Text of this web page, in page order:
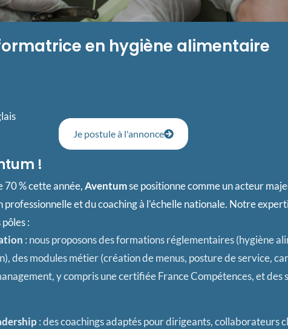
en hygiène alimentaire
Je postule à l'annonce
!
70 % cette année,Aventumse positionne comme un acteur
et du coaching à l’échelle nationale. Notre
:
: nous proposons des formations réglementaires (hygiène
des modules métier (création de menus, posture de service,
y compris une certifiée France Compétences, et des
: des coachings adaptés pour dirigeants, collaborateurs